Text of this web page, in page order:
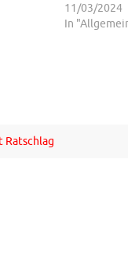
11/03/2024
In
Ratschlag